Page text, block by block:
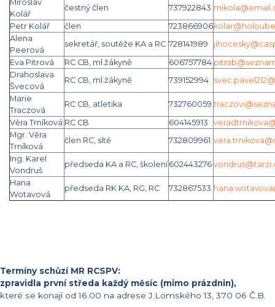
Miroslav
Kolář
čestný člen 737922843
Petr Kolář
člen 723866906
Alena
Peerová
sekretář, soutěže KA a RC 728141989
Eva Pitrová
RC CB, ml.žákyně 606757784
Drahoslava
Švecová
RC CB, ml.žákyně 739152994
Marie
Traczová
RC CB, atletika 732760059
Věra Trníková RC CB 604145913
Mgr. Věra
Trníková
člen RC, sítě 732809961
Ing. Karel
Vondruš
předseda KA a RC, školení 602443276
Hana
Wotavová
předseda RK KA, RG, RC 732867533
Termíny schůzí MR RCSPV:
zpravidla první středa každý měsíc (mimo prázdnin),
které se konají od 16.00 na adrese J.Lomského 13, 370 06 Č.B.